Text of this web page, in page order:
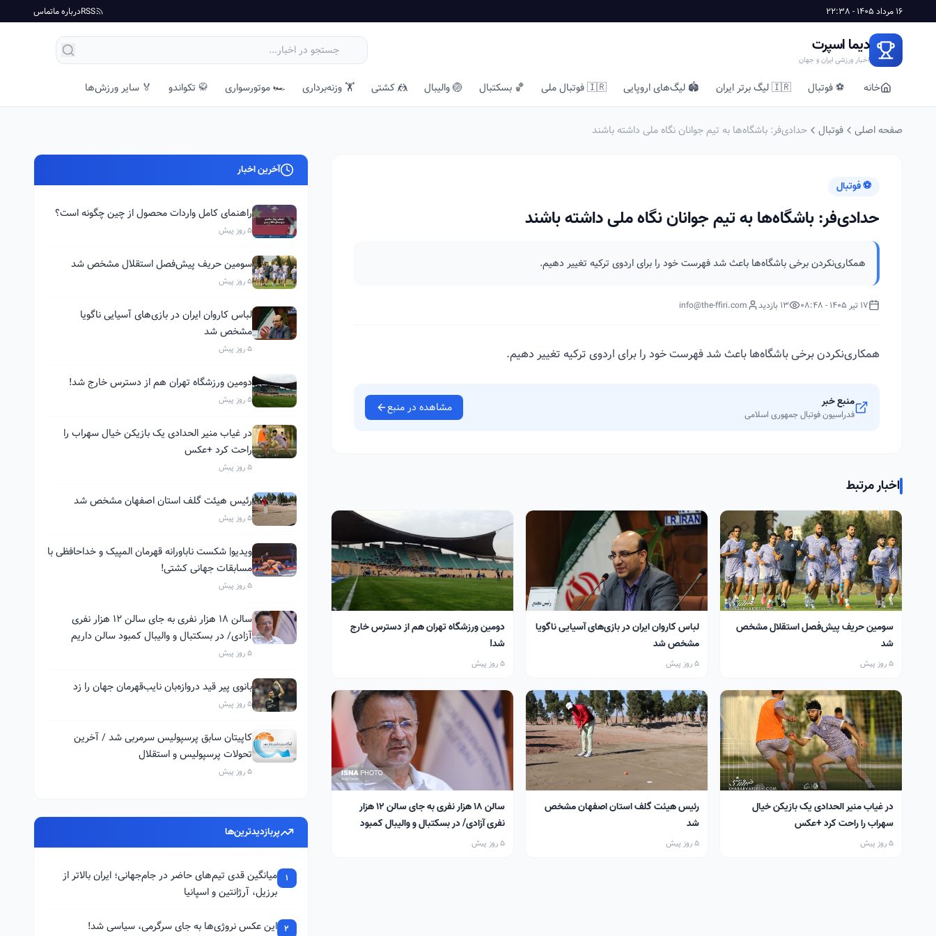
16 مرداد 1405 - 22:38 RSSدرباره ماتماس
دیما اسپرت
اخبار ورزشی ایران و جهان
خانه ⚽ فوتبال 🇮🇷 لیگ برتر ایران 🏟️ لیگ‌های اروپایی 🇮🇷 فوتبال ملی 🏀 بسکتبال 🏐 والیبال 🤼 کشتی 🏋️ وزنه‌برداری 🏎️ موتورسواری 🥋 تکواندو 🏅 سایر ورزش‌ها
صفحه اصلی فوتبال حدادی‌فر: باشگاه‌ها به تیم جوانان نگاه ملی داشته باشند
⚽ فوتبال
حدادی‌فر: باشگاه‌ها به تیم جوانان نگاه ملی داشته باشند
همکاری‌نکردن برخی باشگاه‌ها باعث شد فهرست خود را برای اردوی ترکیه تغییر دهیم.
17 تیر 1405 - 08:48 13 بازدید info@the-ffiri.com
همکاری‌نکردن برخی باشگاه‌ها باعث شد فهرست خود را برای اردوی ترکیه تغییر دهیم.
منبع خبر
فدراسیون فوتبال جمهوری اسلامی مشاهده در منبع
اخبار مرتبط
سومین حریف پیش‌فصل استقلال مشخص
شد
5 روز پیش
لباس کاروان ایران در بازی‌های آسیایی ناگویا
مشخص شد
5 روز پیش
دومین ورزشگاه تهران هم از دسترس خارج
شد!
5 روز پیش
در غیاب منیر الحدادی یک بازیکن خیال
سهراب را راحت کرد +عکس
5 روز پیش
رئیس هیئت گلف استان اصفهان مشخص
شد
5 روز پیش
سالن ۱۸ هزار نفری به جای سالن ۱۲ هزار
نفری آزادی/ در بسکتبال و والیبال کمبود
سالن داریم
5 روز پیش
آخرین اخبار
راهنمای کامل واردات محصول از چین چگونه است؟
5 روز پیش
سومین حریف پیش‌فصل استقلال مشخص شد
5 روز پیش
لباس کاروان ایران در بازی‌های آسیایی ناگویا
مشخص شد
5 روز پیش
دومین ورزشگاه تهران هم از دسترس خارج شد!
5 روز پیش
در غیاب منیر الحدادی یک بازیکن خیال سهراب را
راحت کرد +عکس
5 روز پیش
رئیس هیئت گلف استان اصفهان مشخص شد
5 روز پیش
ویدیو| شکست ناباورانه قهرمان المپیک و خداحافظی با
مسابقات جهانی کشتی!
5 روز پیش
سالن ۱۸ هزار نفری به جای سالن ۱۲ هزار نفری
آزادی/ در بسکتبال و والیبال کمبود سالن داریم
5 روز پیش
بانوی پیر قید دروازه‌بان نایب‌قهرمان جهان را زد
5 روز پیش
کاپیتان سابق پرسپولیس سرمربی شد / آخرین
تحولات پرسپولیس و استقلال
5 روز پیش
پربازدیدترین‌ها
1
میانگین قدی تیم‌های حاضر در جام‌جهانی؛ ایران بالاتر از
برزیل، آرژانتین و اسپانیا
2 این عکس نروژی‌ها به جای سرگرمی، سیاسی شد!